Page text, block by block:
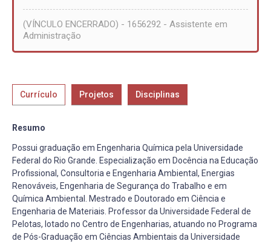
(VÍNCULO ENCERRADO) - 1656292 - Assistente em
Administração
Currículo Projetos Disciplinas
Resumo
Possui graduação em Engenharia Química pela Universidade
Federal do Rio Grande. Especialização em Docência na Educação
Profissional, Consultoria e Engenharia Ambiental, Energias
Renováveis, Engenharia de Segurança do Trabalho e em
Química Ambiental. Mestrado e Doutorado em Ciência e
Engenharia de Materiais. Professor da Universidade Federal de
Pelotas, lotado no Centro de Engenharias, atuando no Programa
de Pós-Graduação em Ciências Ambientais da Universidade